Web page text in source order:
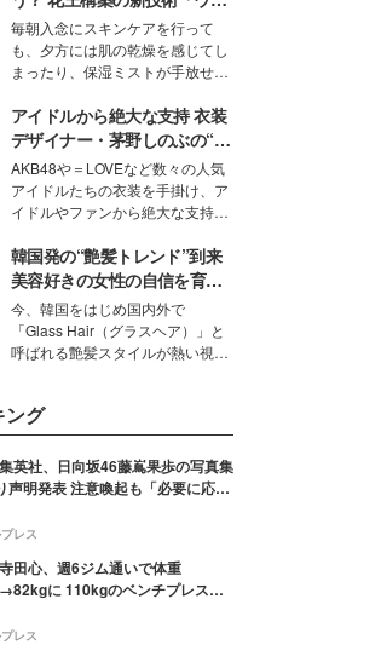
ク。猛暑のお出かけを快適に過ご
すヒントや、2人が感動した夏の
生理の新常識にも迫りました。
ーターキャプチャリングスキ
ン（捕水肌）」がスキンケア
の常識を変える予感
毎朝入念にスキンケアを行って
も、夕方には肌の乾燥を感じてし
まったり、保湿ミストが手放せな
な美容の常識を大きく変える可能
性を秘めた、革新的な「Water
Capturing Skin（ウォーターキャ
プチャリングスキン：捕水肌）」
技術を、花王が構築した。
アイドルから絶大な支持 衣装
デザイナー・茅野しのぶの“可
愛い”を作る美学＜「シチズン
クロスシー」インタビュー＞
AKB48や＝LOVEなど数々の人気
アイドルたちの衣装を手掛け、ア
イドルやファンから絶大な支持を
取締役兼クリエイティブディレク
ター・茅野しのぶ。一人ひとりの
個性に寄り添い、魅力を引き出す
衣装作りは、多くの女性たちに勇
気と自信を与え続けている。
韓国発の“艶髪トレンド”到来
美容好きの女性の自信を育む
「ヘアケア事情」って？
今、韓国をはじめ国内外で
「Glass Hair（グラスヘア）」と
呼ばれる艶髪スタイルが熱い視線
して、“髪そのものの美しさ”に改
めて注目する人が増えている様
子。今回は、そんな憧れの艶やか
な髪を日常で叶える、美容好きの
ます。
ング
集英社、日向坂46藤嶌果歩の写真集
声明発表 注意喚起も「必要に応じ
レス
寺田心、週6ジム通いで体重
に 110kgのベンチプレス持
こいい」と反響
レス